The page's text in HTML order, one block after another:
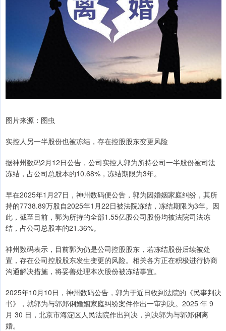
图片来源：图虫
实控人另一半股份也被冻结，存在控股股东变更风险
据神州数码2月12日公告，公司实控人郭为所持公司一半股份被司法
冻结，占公司总股本的10.68%，冻结期限为3年。
早在2025年1月27日，神州数码便公告，郭为因婚姻家庭纠纷，其所
持的7738.89万股自2025年1月22日被法院冻结，冻结期限为3年。因
此，截至目前，郭为所持的全部1.55亿股公司股份均被法院司法冻
结，占公司总股本的21.36%。
神州数码表示，目前郭为仍是公司控股股东，若冻结股份后续被处
置，存在公司控股股东发生变更的风险。相关各方正在积极进行协商
沟通解决措施，将妥善处理本次股份被冻结事宜。
2025年10月10日，神州数码公告，郭为于近日收到法院的《民事判决
书》，就郭为与郭郑俐婚姻家庭纠纷案件作出一审判决。2025 年 9
月 30 日，北京市海淀区人民法院作出判决，判决郭为与郭郑俐离
婚。